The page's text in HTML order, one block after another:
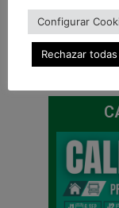
ANTERIOR
Configurar
Rechazar todas